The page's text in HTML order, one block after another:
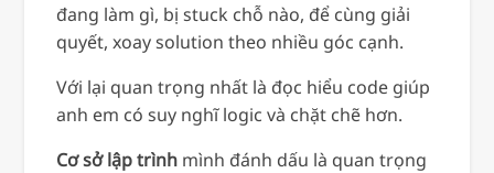
đang làm gì, bị stuck chỗ nào, để cùng giải
quyết, xoay solution theo nhiều góc cạnh.
Với lại quan trọng nhất là đọc hiểu code giúp
anh em có suy nghĩ logic và chặt chẽ hơn.
Cơ sở lập trình mình đánh dấu là quan trọng